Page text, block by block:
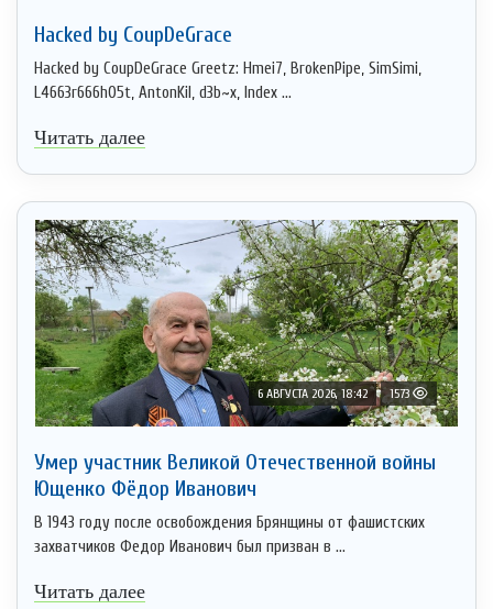
Hacked by CoupDeGrace
Hacked by CoupDeGrace Greetz: Hmei7, BrokenPipe, SimSimi,
L4663r666h05t, AntonKil, d3b~x, Index ...
Читать далее
6 АВГУСТА 2026, 18:42 1573
Умер участник Великой Отечественной войны
Ющенко Фёдор Иванович
В 1943 году после освобождения Брянщины от фашистских
захватчиков Федор Иванович был призван в ...
Читать далее